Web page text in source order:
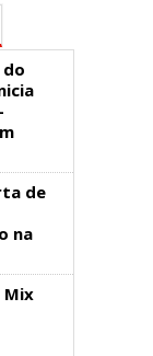
de
na
Mix